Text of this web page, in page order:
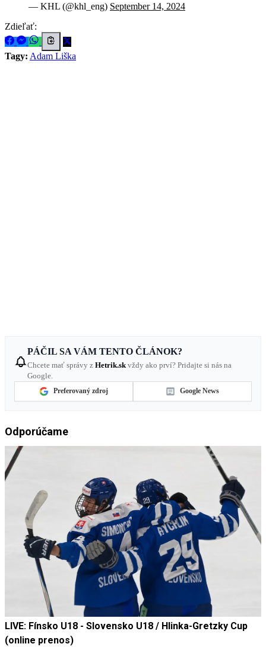
— KHL (@khl_eng) September 14, 2024
Zdieľať:
Tagy: Adam Liška
PÁČIL SA VÁM TENTO ČLÁNOK?
Chcete mať správy z Hetrik.sk vždy ako prví? Pridajte si nás na
Google.
Preferovaný zdroj Google News
Odporúčame
LIVE: Fínsko U18 - Slovensko U18 / Hlinka-Gretzky Cup
(online prenos)